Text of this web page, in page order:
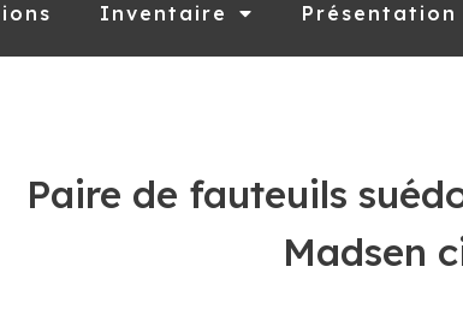
Inventaire Présentation
Paire de fauteuils
Madsen